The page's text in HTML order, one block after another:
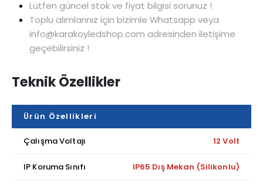
Lütfen güncel stok ve fiyat bilgisi sorunuz !
Toplu alımlarınız için bizimle Whatsapp veya
info@karakoyledshop.com adresinden iletişime
geçebilirsiniz !
Teknik Özellikler
Ürün Özellikleri
Çalışma Voltajı 12 Volt
IP Koruma Sınıfı IP65 Dış Mekan (Silikonlu)